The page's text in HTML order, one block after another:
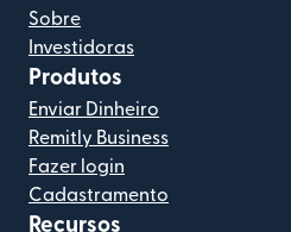
Sobre
Investidoras
Produtos
Enviar Dinheiro
Remitly Business
Fazer login
Cadastramento
Recursos